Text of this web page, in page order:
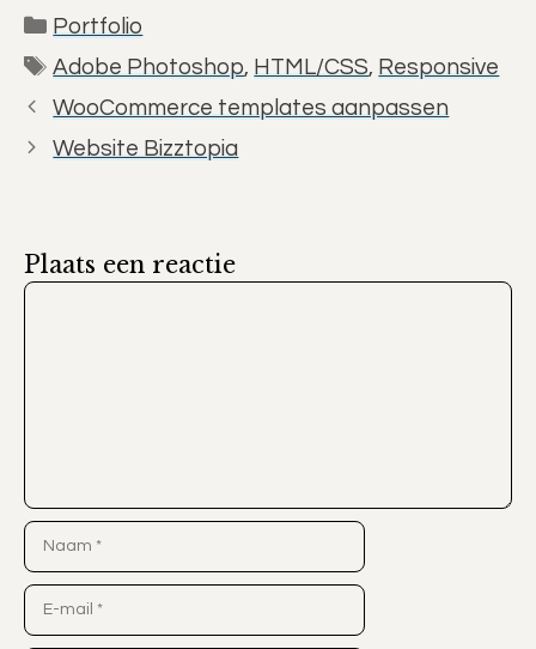
Categorieën
Portfolio
Tags
Adobe Photoshop, HTML/CSS, Responsive
WooCommerce templates aanpassen
Website Bizztopia
Plaats een reactie
Reactie
Naam
E-
mail